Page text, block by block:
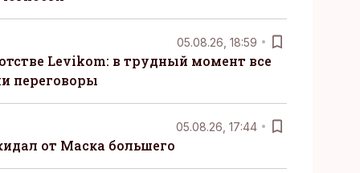
05.08.26, 18:59
Levikom: в трудный момент все
переговоры
05.08.26, 17:44
от Маска большего